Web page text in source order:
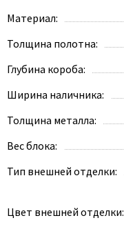
Материал:
Толщина полотна:
Глубина короба:
Ширина наличника:
Толщина металла:
Вес блока:
Тип внешней отделки:
Цвет внешней отделки: